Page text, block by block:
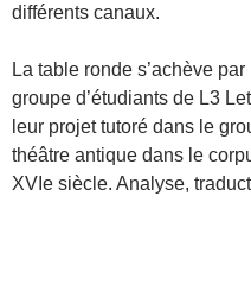
différents canaux.
La table ronde s’achève
groupe d’étudiants de L3
leur projet tutoré dans le
théâtre antique dans le
XVIe siècle. Analyse,